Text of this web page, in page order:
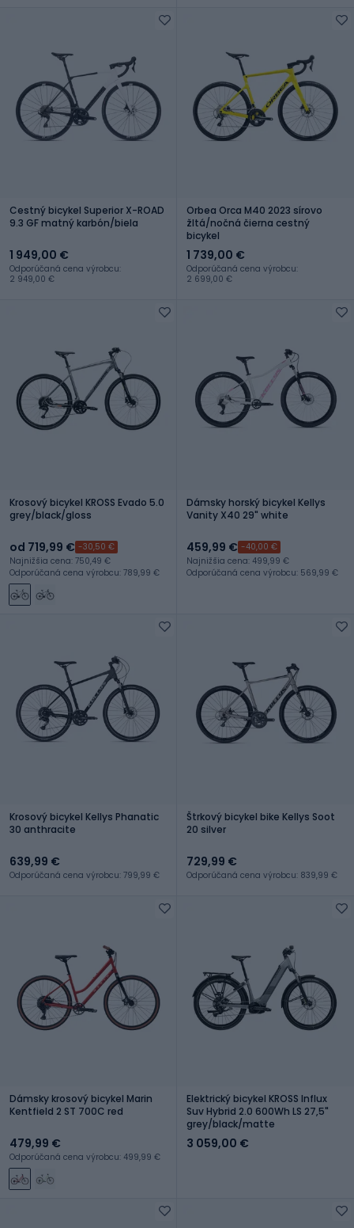
Cestný bicykel Superior X-ROAD
9.3 GF matný karbón/biela
1 949,00 €
Odporúčaná cena výrobcu:
2 949,00 €
Orbea Orca M40 2023 sírovo
žltá/nočná čierna cestný
bicykel
1 739,00 €
Odporúčaná cena výrobcu:
2 699,00 €
Krosový bicykel KROSS Evado 5.0
grey/black/gloss
od 719,99 € -30,50 €
Najnižšia cena: 750,49 €
Odporúčaná cena výrobcu: 789,99 €
Dámsky horský bicykel Kellys
Vanity X40 29" white
459,99 € -40,00 €
Najnižšia cena: 499,99 €
Odporúčaná cena výrobcu: 569,99 €
Krosový bicykel Kellys Phanatic
30 anthracite
639,99 €
Odporúčaná cena výrobcu: 799,99 €
Štrkový bicykel bike Kellys Soot
20 silver
729,99 €
Odporúčaná cena výrobcu: 839,99 €
Dámsky krosový bicykel Marin
Kentfield 2 ST 700C red
479,99 €
Odporúčaná cena výrobcu: 499,99 €
Elektrický bicykel KROSS Influx
Suv Hybrid 2.0 600Wh LS 27,5"
grey/black/matte
3 059,00 €